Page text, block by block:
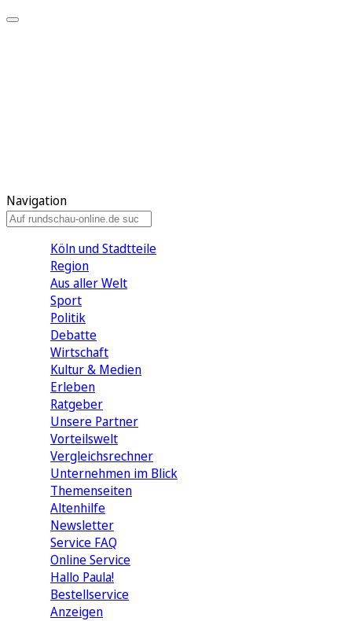
Navigation
Köln und Stadtteile
Region
Aus aller Welt
Sport
Politik
Debatte
Wirtschaft
Kultur & Medien
Erleben
Ratgeber
Unsere Partner
Vorteilswelt
Vergleichsrechner
Unternehmen im Blick
Themenseiten
Altenhilfe
Newsletter
Service FAQ
Online Service
Hallo Paula!
Bestellservice
Anzeigen